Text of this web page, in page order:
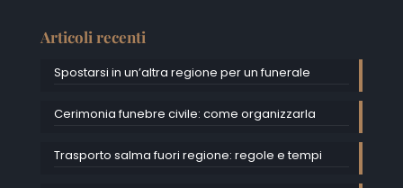
Articoli recenti
Spostarsi in un’altra regione per un funerale
Cerimonia funebre civile: come organizzarla
Trasporto salma fuori regione: regole e tempi